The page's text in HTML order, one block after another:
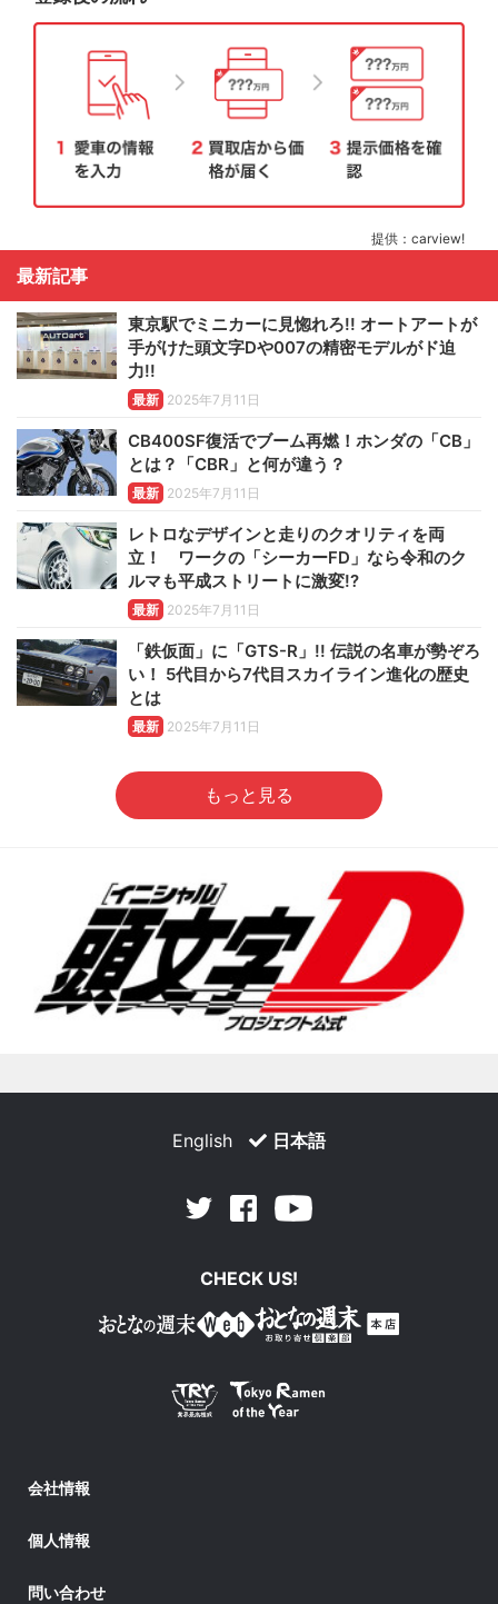
提供：carview!
最新記事
東京駅でミニカーに見惚れろ!! オートアートが
手がけた頭文字Dや007の精密モデルがド迫
力!!
最新 2025年7月11日
CB400SF復活でブーム再燃！ホンダの「CB」
とは？「CBR」と何が違う？
最新 2025年7月11日
レトロなデザインと走りのクオリティを両
立！ ワークの「シーカーFD」なら令和のク
ルマも平成ストリートに激変!?
最新 2025年7月11日
「鉄仮面」に「GTS-R」!! 伝説の名車が勢ぞろ
い！ 5代目から7代目スカイライン進化の歴史
とは
最新 2025年7月11日
もっと見る
English 日本語
Twitter Facebook
CHECK US!
会社情報
個人情報
問い合わせ